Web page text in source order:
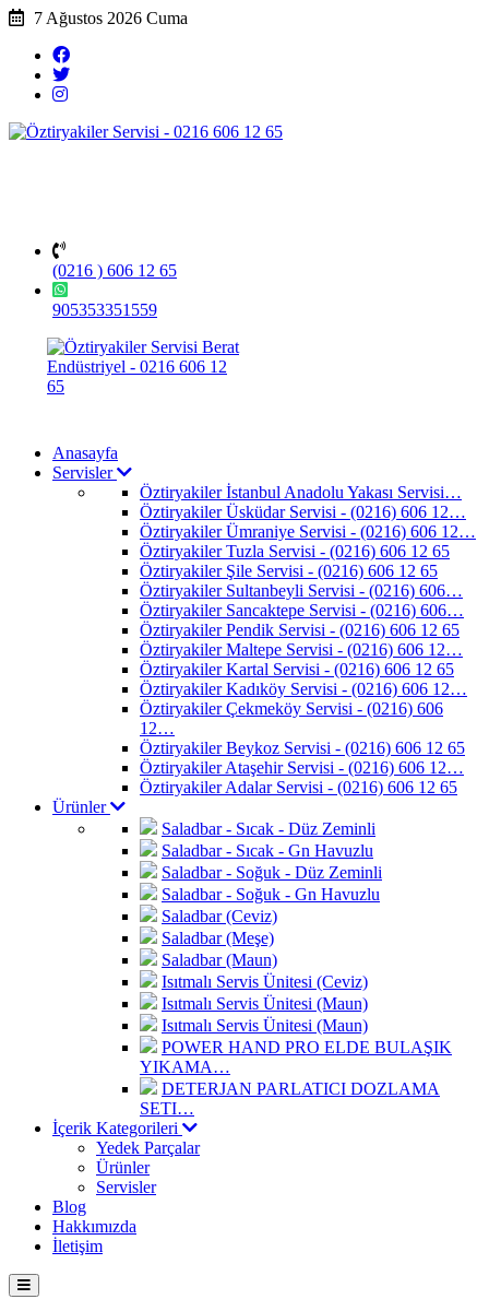
7 Ağustos 2026 Cuma
(0216 ) 606 12 65
905353351559
Anasayfa
Servisler
Öztiryakiler İstanbul Anadolu Yakası Servisi…
Öztiryakiler Üsküdar Servisi - (0216) 606 12…
Öztiryakiler Ümraniye Servisi - (0216) 606 12…
Öztiryakiler Tuzla Servisi - (0216) 606 12 65
Öztiryakiler Şile Servisi - (0216) 606 12 65
Öztiryakiler Sultanbeyli Servisi - (0216) 606…
Öztiryakiler Sancaktepe Servisi - (0216) 606…
Öztiryakiler Pendik Servisi - (0216) 606 12 65
Öztiryakiler Maltepe Servisi - (0216) 606 12…
Öztiryakiler Kartal Servisi - (0216) 606 12 65
Öztiryakiler Kadıköy Servisi - (0216) 606 12…
Öztiryakiler Çekmeköy Servisi - (0216) 606
12…
Öztiryakiler Beykoz Servisi - (0216) 606 12 65
Öztiryakiler Ataşehir Servisi - (0216) 606 12…
Öztiryakiler Adalar Servisi - (0216) 606 12 65
Ürünler
Saladbar - Sıcak - Düz Zeminli
Saladbar - Sıcak - Gn Havuzlu
Saladbar - Soğuk - Düz Zeminli
Saladbar - Soğuk - Gn Havuzlu
Saladbar (Ceviz)
Saladbar (Meşe)
Saladbar (Maun)
Isıtmalı Servis Ünitesi (Ceviz)
Isıtmalı Servis Ünitesi (Maun)
Isıtmalı Servis Ünitesi (Maun)
POWER HAND PRO ELDE BULAŞIK
YIKAMA…
DETERJAN PARLATICI DOZLAMA
SETI…
İçerik Kategorileri
Yedek Parçalar
Ürünler
Servisler
Blog
Hakkımızda
İletişim